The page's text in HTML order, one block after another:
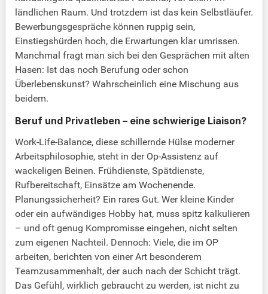
ländlichen Raum. Und trotzdem ist das kein Selbstläufer.
Bewerbungsgespräche können ruppig sein,
Einstiegshürden hoch, die Erwartungen klar umrissen.
Manchmal fragt man sich bei den Gesprächen mit alten
Hasen: Ist das noch Berufung oder schon
Überlebenskunst? Wahrscheinlich eine Mischung aus
beidem.
Beruf und Privatleben – eine schwierige Liaison?
Work-Life-Balance, diese schillernde Hülse moderner
Arbeitsphilosophie, steht in der Op-Assistenz auf
wackeligen Beinen. Frühdienste, Spätdienste,
Rufbereitschaft, Einsätze am Wochenende.
Planungssicherheit? Ein rares Gut. Wer kleine Kinder
oder ein aufwändiges Hobby hat, muss spitz kalkulieren
– und oft genug Kompromisse eingehen, nicht selten
zum eigenen Nachteil. Dennoch: Viele, die im OP
arbeiten, berichten von einer Art besonderem
Teamzusammenhalt, der auch nach der Schicht trägt.
Das Gefühl, wirklich gebraucht zu werden, ist nicht zu